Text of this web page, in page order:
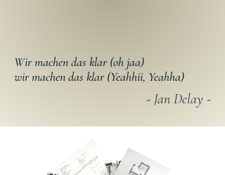
​Wir machen das klar (oh jaa)
wir machen das klar (Yeahhii, Yeahha)
​- Jan Delay -